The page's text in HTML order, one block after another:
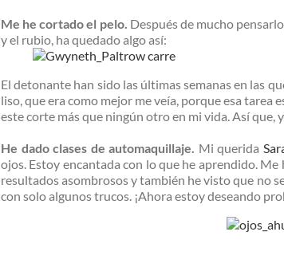
Me he cortado el pelo. Después de mucho
y el rubio, ha quedado algo así:
El detonante han sido las últimas semanas en las
liso, que era como mejor me veía, porque esa
este corte más que ningún otro en mi vida. Así
He dado clases de automaquillaje. Mi querida
ojos. Estoy encantada con lo que he aprendido.
resultados asombrosos y también he visto que no
con solo algunos trucos. ¡Ahora estoy deseando